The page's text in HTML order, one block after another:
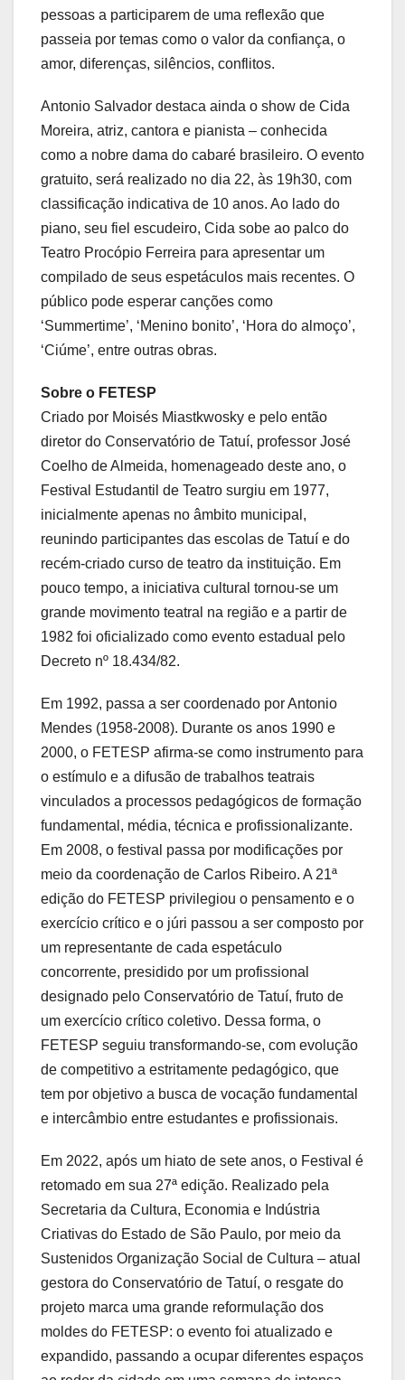
pessoas a participarem de uma reflexão que
passeia por temas como o valor da confiança, o
amor, diferenças, silêncios, conflitos.
Antonio Salvador destaca ainda o show de Cida
Moreira, atriz, cantora e pianista – conhecida
como a nobre dama do cabaré brasileiro. O evento
gratuito, será realizado no dia 22, às 19h30, com
classificação indicativa de 10 anos. Ao lado do
piano, seu fiel escudeiro, Cida sobe ao palco do
Teatro Procópio Ferreira para apresentar um
compilado de seus espetáculos mais recentes. O
público pode esperar canções como
‘Summertime’, ‘Menino bonito’, ‘Hora do almoço’,
‘Ciúme’, entre outras obras.
Sobre o FETESP
Criado por Moisés Miastkwosky e pelo então
diretor do Conservatório de Tatuí, professor José
Coelho de Almeida, homenageado deste ano, o
Festival Estudantil de Teatro surgiu em 1977,
inicialmente apenas no âmbito municipal,
reunindo participantes das escolas de Tatuí e do
recém-criado curso de teatro da instituição. Em
pouco tempo, a iniciativa cultural tornou-se um
grande movimento teatral na região e a partir de
1982 foi oficializado como evento estadual pelo
Decreto nº 18.434/82.
Em 1992, passa a ser coordenado por Antonio
Mendes (1958-2008). Durante os anos 1990 e
2000, o FETESP afirma-se como instrumento para
o estímulo e a difusão de trabalhos teatrais
vinculados a processos pedagógicos de formação
fundamental, média, técnica e profissionalizante.
Em 2008, o festival passa por modificações por
meio da coordenação de Carlos Ribeiro. A 21ª
edição do FETESP privilegiou o pensamento e o
exercício crítico e o júri passou a ser composto por
um representante de cada espetáculo
concorrente, presidido por um profissional
designado pelo Conservatório de Tatuí, fruto de
um exercício crítico coletivo. Dessa forma, o
FETESP seguiu transformando-se, com evolução
de competitivo a estritamente pedagógico, que
tem por objetivo a busca de vocação fundamental
e intercâmbio entre estudantes e profissionais.
Em 2022, após um hiato de sete anos, o Festival é
retomado em sua 27ª edição. Realizado pela
Secretaria da Cultura, Economia e Indústria
Criativas do Estado de São Paulo, por meio da
Sustenidos Organização Social de Cultura – atual
gestora do Conservatório de Tatuí, o resgate do
projeto marca uma grande reformulação dos
moldes do FETESP: o evento foi atualizado e
expandido, passando a ocupar diferentes espaços